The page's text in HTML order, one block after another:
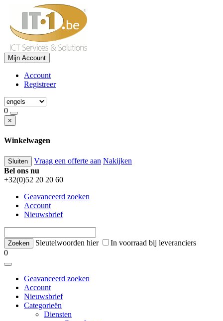
Mijn Account
Account
Registreer
0
×
Winkelwagen
Sluiten Vraag een offerte aan Nakijken
Bel ons nu
+32(0)52 20 20 60
Geavanceerd zoeken
Account
Nieuwsbrief
Sleutelwoorden hier
In voorraad bij leveranciers
0
Geavanceerd zoeken
Account
Nieuwsbrief
Categorieën
Diensten